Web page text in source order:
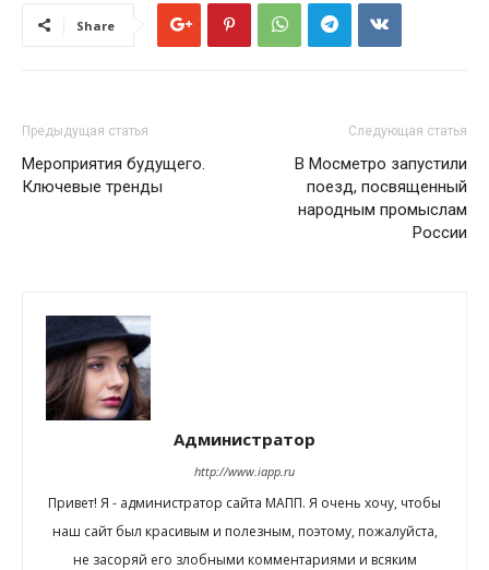
Share
Предыдущая статья
Мероприятия будущего.
Ключевые тренды
Следующая статья
В Мосметро запустили
поезд, посвященный
народным промыслам
России
Администратор
http://www.iapp.ru
Привет! Я - администратор сайта МАПП. Я очень хочу, чтобы
наш сайт был красивым и полезным, поэтому, пожалуйста,
не засоряй его злобными комментариями и всяким